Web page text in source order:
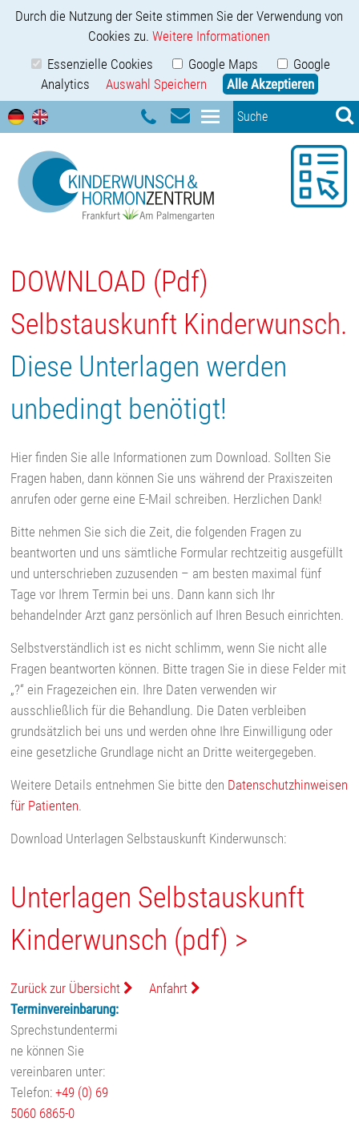
Durch die Nutzung der Seite stimmen Sie der Verwendung von
Cookies zu.Weitere Informationen
Essenzielle Cookies
Google Maps
Google
Analytics
Auswahl Speichern Alle Akzeptieren
DOWNLOAD (Pdf)
Selbstauskunft Kinderwunsch.
Diese Unterlagen werden
unbedingt benötigt!
Hier finden Sie alle Informationen zum Download. Sollten Sie
Fragen haben, dann können Sie uns während der Praxiszeiten
anrufen oder gerne eine E-Mail schreiben. Herzlichen Dank!
Bitte nehmen Sie sich die Zeit, die folgenden Fragen zu
beantworten und uns sämtliche Formular rechtzeitig ausgefüllt
und unterschrieben zuzusenden – am besten maximal fünf
Tage vor Ihrem Termin bei uns. Dann kann sich Ihr
behandelnder Arzt ganz persönlich auf Ihren Besuch einrichten.
Selbstverständlich ist es nicht schlimm, wenn Sie nicht alle
Fragen beantworten können. Bitte tragen Sie in diese Felder mit
„?“ ein Fragezeichen ein. Ihre Daten verwenden wir
ausschließlich für die Behandlung. Die Daten verbleiben
grundsätzlich bei uns und werden ohne Ihre Einwilligung oder
eine gesetzliche Grundlage nicht an Dritte weitergegeben.
Weitere Details entnehmen Sie bitte den Datenschutzhinweisen
für Patienten.
Download Unterlagen Selbstauskunft Kinderwunsch:
Unterlagen Selbstauskunft
Kinderwunsch (pdf) >
Zurück zur Übersicht
Anfahrt
Terminvereinbarung:
Sprechstundentermi
ne können Sie
vereinbaren unter:
Telefon:+49 (0) 69
5060 6865-0